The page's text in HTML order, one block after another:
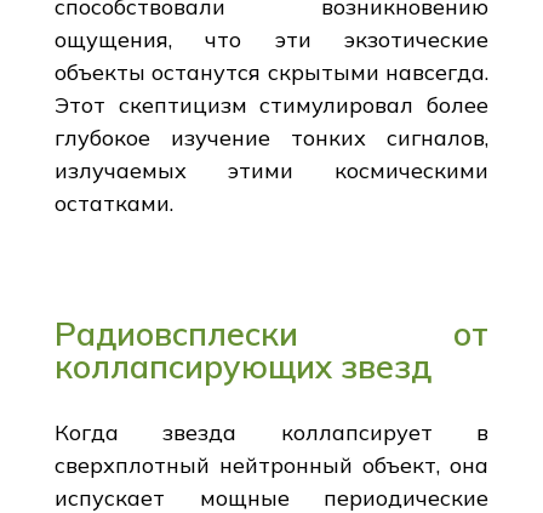
способствовали возникновению
ощущения, что эти экзотические
объекты останутся скрытыми навсегда.
Этот скептицизм стимулировал более
глубокое изучение тонких сигналов,
излучаемых этими космическими
остатками.
Радиовсплески от
коллапсирующих звезд
Когда звезда коллапсирует в
сверхплотный нейтронный объект, она
испускает мощные периодические